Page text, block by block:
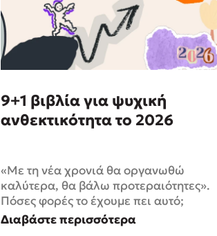
9+1 βιβλία για ψυχική
ανθεκτικότητα το 2026
«Με τη νέα χρονιά θα οργανωθώ
καλύτερα, θα βάλω προτεραιότητες».
Πόσες φορές το έχουμε πει αυτό;
Διαβάστε περισσότερα